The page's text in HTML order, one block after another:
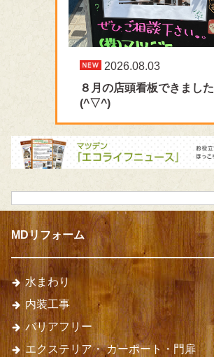
2026.08.03
８月の店頭看板できました
(^▽^)
MDリフォーム
水まわり
内装工事
バリアフリー
エクステリア・カーポート・門扉